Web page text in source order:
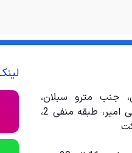
جنب مترو سبلان،
مجتمع تجاری تفریحی امیر، طبقه منفی 2،